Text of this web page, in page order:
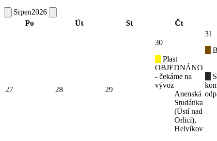
Srpen2026
Po
Út St Čt
27 28 29
30
Plast
OBJEDNÁNO
- čekáme na
vývoz
Anenská
Studánka
(Ústí nad
Orlicí),
Helvíkov
31